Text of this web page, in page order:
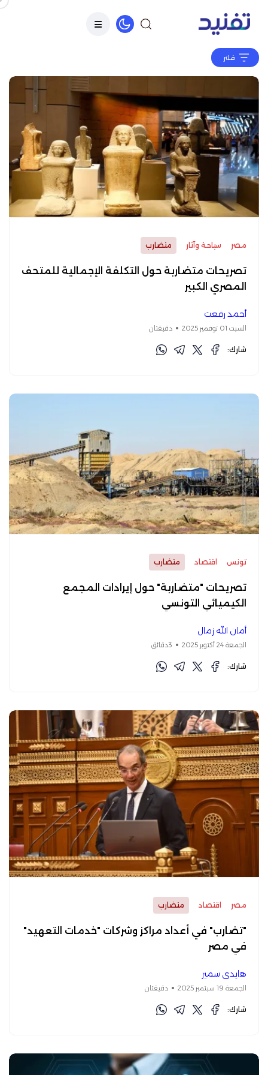
فلتر
مصر سياحة وآثار متضارب
تصريحات متضاربة حول التكلفة الإجمالية للمتحف
المصري الكبير
أحمد رفعت
السبت 01 نوفمبر 2025 دقيقتان
شارك:
تونس اقتصاد متضارب
تصريحات "متضاربة" حول إيرادات المجمع
الكيميائي التونسي
أمان الله زمال
الجمعة 24 أكتوبر 2025 3دقائق
شارك:
مصر اقتصاد متضارب
"تضارب" في أعداد مراكز وشركات "خدمات التعهيد"
في مصر
هايدي سمير
الجمعة 19 سبتمبر 2025 دقيقتان
شارك: